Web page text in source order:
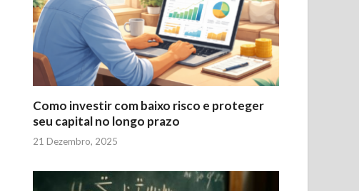
Como investir com baixo risco e proteger
seu capital no longo prazo
21 Dezembro, 2025